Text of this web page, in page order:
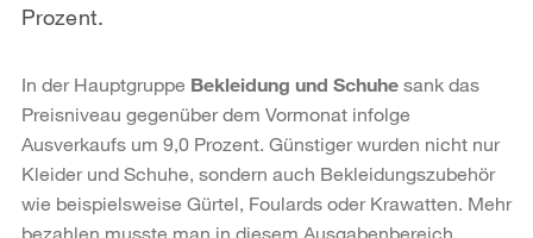
Prozent.
In der Hauptgruppe Bekleidung und Schuhe sank das
Preisniveau gegenüber dem Vormonat infolge
Ausverkaufs um 9,0 Prozent. Günstiger wurden nicht nur
Kleider und Schuhe, sondern auch Bekleidungszubehör
wie beispielsweise Gürtel, Foulards oder Krawatten. Mehr
bezahlen musste man in diesem Ausgabenbereich